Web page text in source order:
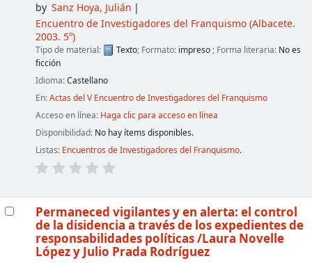
by Sanz Hoya, Julián
Encuentro de Investigadores del Franquismo(Albacete.
2003. 5º)
Tipo de material: Texto; Formato: impreso ; Forma literaria: No es
ficción
Idioma:Castellano
En:Actas del V Encuentro de Investigadores del Franquismo
Acceso en línea: Haga clic para acceso en línea
Disponibilidad: No hay ítems disponibles.
Listas: Encuentros de Investigadores del Franquismo.
Permaneced vigilantes y en alerta: el control
de la disidencia a través de los expedientes de
responsabilidades políticas/Laura Novelle
López y Julio Prada Rodríguez